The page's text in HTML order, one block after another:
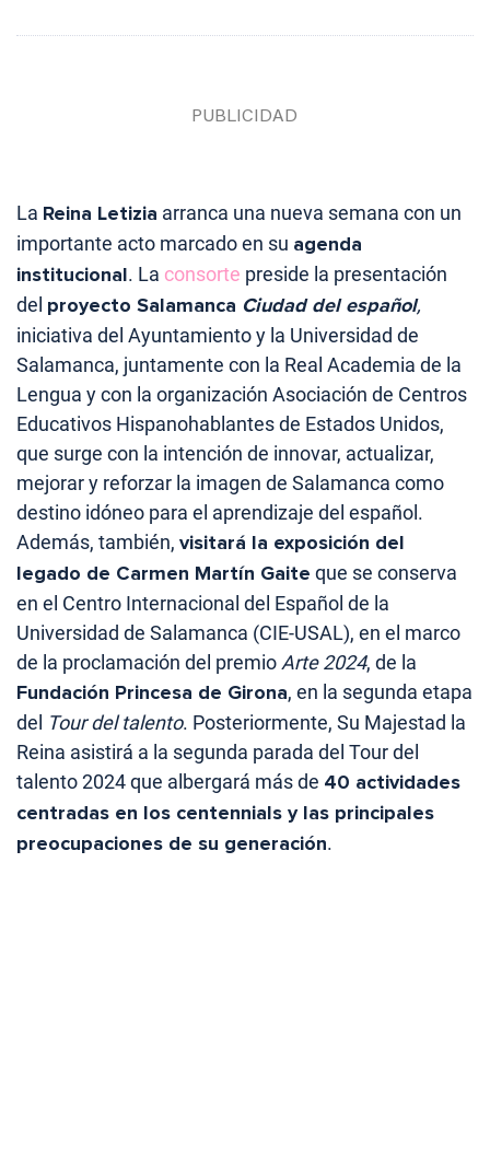
La Reina Letizia arranca una nueva semana con un
importante acto marcado en su agenda
institucional. La consorte preside la presentación
del proyecto Salamanca Ciudad del español,
iniciativa del Ayuntamiento y la Universidad de
Salamanca, juntamente con la Real Academia de la
Lengua y con la organización Asociación de Centros
Educativos Hispanohablantes de Estados Unidos,
que surge con la intención de innovar, actualizar,
mejorar y reforzar la imagen de Salamanca como
destino idóneo para el aprendizaje del español.
Además, también, visitará la exposición del
legado de Carmen Martín Gaite que se conserva
en el Centro Internacional del Español de la
Universidad de Salamanca (CIE-USAL), en el marco
de la proclamación del premio Arte 2024, de la
Fundación Princesa de Girona, en la segunda etapa
del Tour del talento. Posteriormente, Su Majestad la
Reina asistirá a la segunda parada del Tour del
talento 2024 que albergará más de 40 actividades
centradas en los centennials y las principales
preocupaciones de su generación.